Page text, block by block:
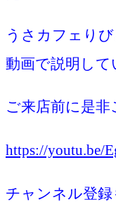
うさカフェり
動画で説明して
ご来店前に是非
https://youtu.be/
チャンネル登録